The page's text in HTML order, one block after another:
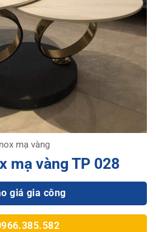
mạ vàng
mạ vàng TP 028
giá gia công